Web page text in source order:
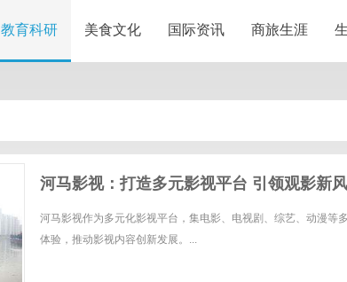
教育科研 美食文化 国际资讯 商旅生涯
河马影视：打造多元影视平台 引领观影新
河马影视作为多元化影视平台，集电影、电视剧、综艺、动漫等
体验，推动影视内容创新发展。...